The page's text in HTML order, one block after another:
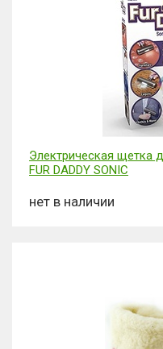
Электрическая щетка
FUR DADDY SONIC
нет в наличии